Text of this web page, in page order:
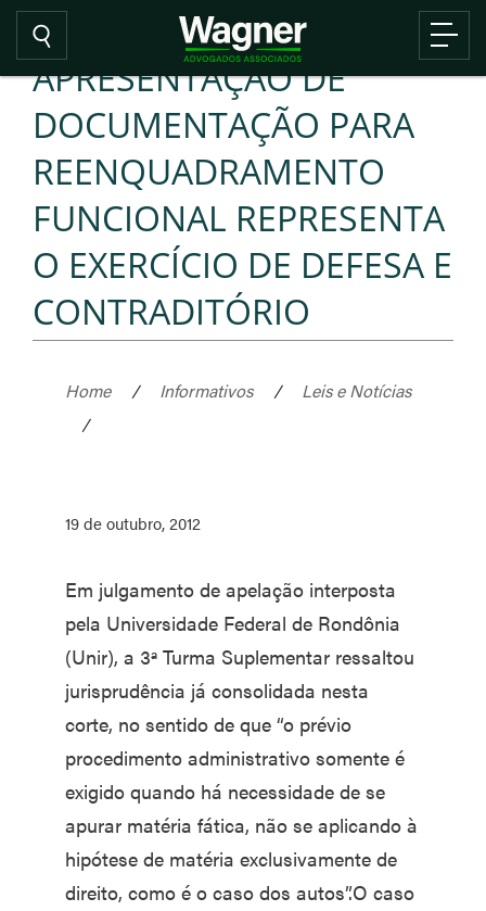
APRESENTAÇÃO DE
DOCUMENTAÇÃO PARA
REENQUADRAMENTO
FUNCIONAL REPRESENTA
O EXERCÍCIO DE DEFESA E
CONTRADITÓRIO
Home / Informativos /
Leis e Notícias
/
19 de outubro, 2012
Em julgamento de apelação interposta
pela Universidade Federal de Rondônia
(Unir), a 3ª Turma Suplementar ressaltou
jurisprudência já consolidada nesta
corte, no sentido de que “o prévio
procedimento administrativo somente é
exigido quando há necessidade de se
apurar matéria fática, não se aplicando à
hipótese de matéria exclusivamente de
direito, como é o caso dos autos”.O caso